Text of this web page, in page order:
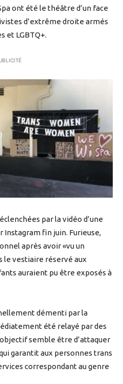
ont été le théâtre d’un face
d’extrême droite armés
et LGBTQ+.
par la vidéo d’une
Instagram fin juin. Furieuse,
après avoir «vu un
le vestiaire réservé aux
auraient pu être exposés à
démenti par la
été relayé par des
semble être d’attaquer
garantit aux personnes trans
correspondant au genre